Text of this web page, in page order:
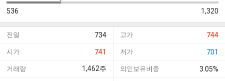
536 1,320
전일 734 고가 744
시가 741 저가 701
거래량 1,462주 외인보유비중 3.05%